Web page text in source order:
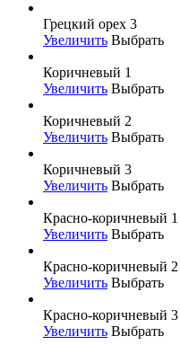
Грецкий орех 3
Увеличить Выбрать
Коричневый 1
Увеличить Выбрать
Коричневый 2
Увеличить Выбрать
Коричневый 3
Увеличить Выбрать
Красно-коричневый 1
Увеличить Выбрать
Красно-коричневый 2
Увеличить Выбрать
Красно-коричневый 3
Увеличить Выбрать